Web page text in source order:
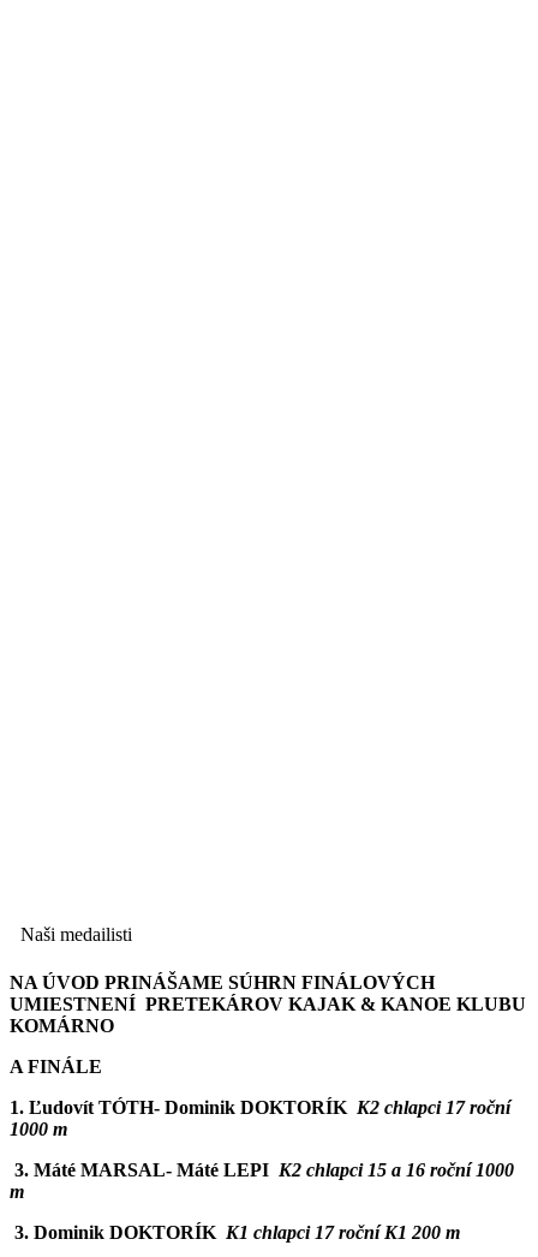
Naši medailisti
NA ÚVOD PRINÁŠAME SÚHRN FINÁLOVÝCH
UMIESTNENÍ PRETEKÁROV KAJAK & KANOE KLUBU
KOMÁRNO
A FINÁLE
1. Ľudovít TÓTH- Dominik DOKTORÍK K2 chlapci 17 roční
1000 m
3. Máté MARSAL- Máté LEPI K2 chlapci 15 a 16 roční 1000
m
3. Dominik DOKTORÍK K1 chlapci 17 roční K1 200 m